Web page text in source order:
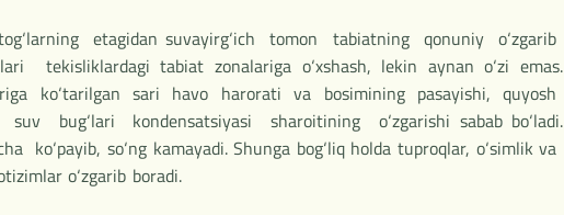
etagidan suvayirg‘ich tomon tabiatning qonuniy o‘zgarib
tekisliklardagi tabiat zonalariga o‘xshash, lekin aynan o‘zi emas.
ko‘tarilgan sari havo harorati va bosimining pasayishi, quyosh
bug‘lari kondensatsiyasi sharoitining o‘zgarishi sabab bo‘ladi.
ko‘payib, so‘ng kamayadi. Shunga bog‘liq holda tuproqlar, o‘simlik va
o‘zgarib boradi.